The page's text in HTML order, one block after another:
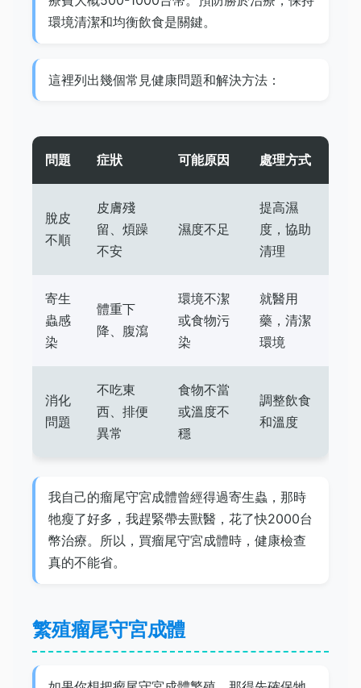
環境清潔和均衡飲食是關鍵。
這裡列出幾個常見健康問題和解決方法：
問題 症狀 可能原因 處理方式
脫皮
不順
皮膚殘
留、煩躁
不安
濕度不足
提高濕
度，協助
清理
寄生
蟲感
染
體重下
降、腹瀉
環境不潔
或食物污
染
就醫用
藥，清潔
環境
消化
問題
不吃東
西、排便
異常
食物不當
或溫度不
穩
調整飲食
和溫度
我自己的瘤尾守宮成體曾經得過寄生蟲，那時
牠瘦了好多，我趕緊帶去獸醫，花了快2000台
幣治療。所以，買瘤尾守宮成體時，健康檢查
真的不能省。
繁殖瘤尾守宮成體